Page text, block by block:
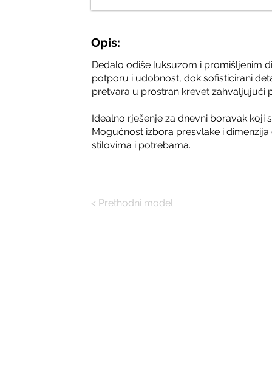
Opis:
Dedalo odiše luksuzom i promišljenim
potporu i udobnost, dok sofisticirani
pretvara u prostran krevet zahvaljujući
Idealno rješenje za dnevni boravak koji
Mogućnost izbora presvlake i
stilovima i potrebama.
< Prethodni model